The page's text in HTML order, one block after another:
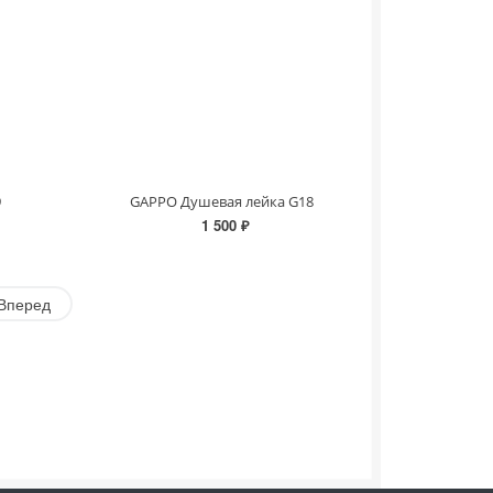
GAPPO Душевая лейка G18
1 500 ₽